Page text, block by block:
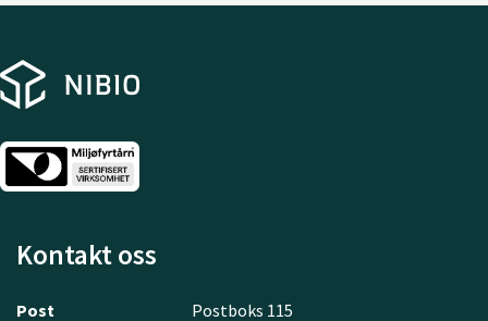
Kontakt oss
Post
Postboks 115